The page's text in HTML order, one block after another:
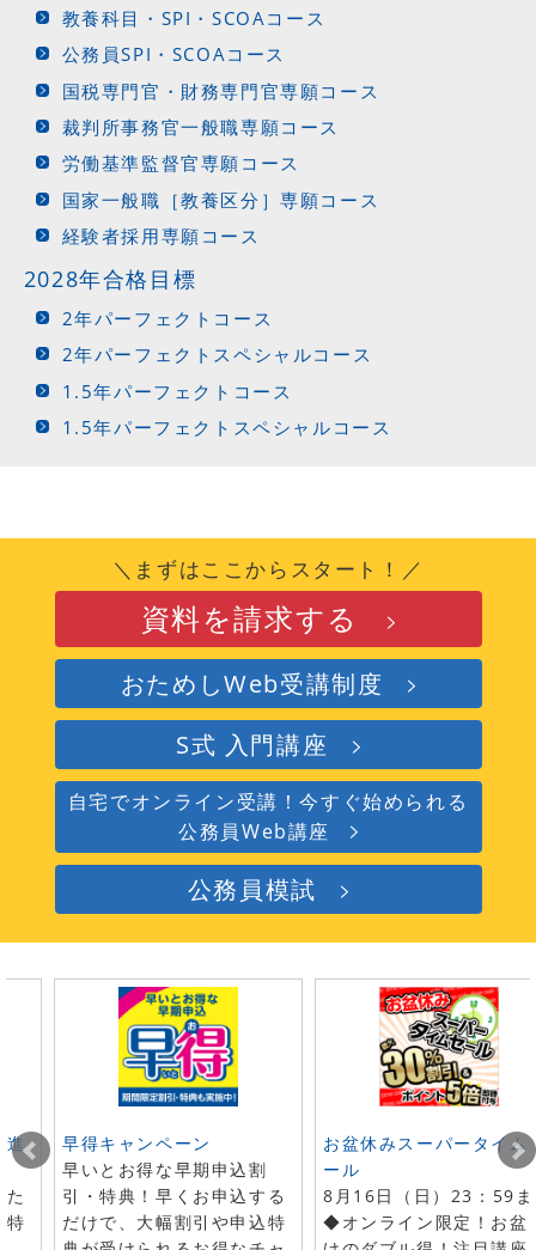
教養科目・SPI・SCOAコース
公務員SPI・SCOAコース
国税専門官・財務専門官専願コース
裁判所事務官一般職専願コース
労働基準監督官専願コース
国家一般職［教養区分］専願コース
経験者採用専願コース
2028年合格目標
2年パーフェクトコース
2年パーフェクトスペシャルコース
1.5年パーフェクトコース
1.5年パーフェクトスペシャルコース
＼まずはここからスタート！／
資料を請求する
おためしWeb受講制度
S式 入門講座
自宅でオンライン受講！今すぐ始められる
公務員Web講座
公務員模試
進
特
早得キャンペーン
早いとお得な早期申込割
引・特典！早くお申込する
だけで、大幅割引や申込特
お盆休みスーパータイム
ール
8月16日（日）23：59
◆オンライン限定！お盆